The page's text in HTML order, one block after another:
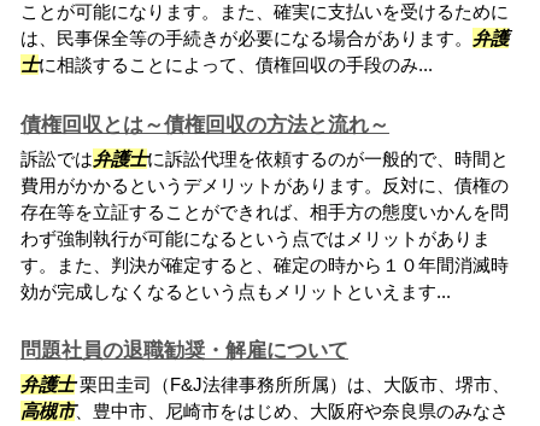
ことが可能になります。また、確実に支払いを受けるために
は、民事保全等の手続きが必要になる場合があります。 弁護
士に相談することによって、債権回収の手段のみ...
債権回収とは～債権回収の方法と流れ～
訴訟では弁護士に訴訟代理を依頼するのが一般的で、時間と
費用がかかるというデメリットがあります。反対に、債権の
存在等を立証することができれば、相手方の態度いかんを問
わず強制執行が可能になるという点ではメリットがありま
す。また、判決が確定すると、確定の時から１０年間消滅時
効が完成しなくなるという点もメリットといえます...
問題社員の退職勧奨・解雇について
弁護士栗田圭司（F&J法律事務所所属）は、大阪市、堺市、
高槻市、豊中市、尼崎市をはじめ、大阪府や奈良県のみなさ